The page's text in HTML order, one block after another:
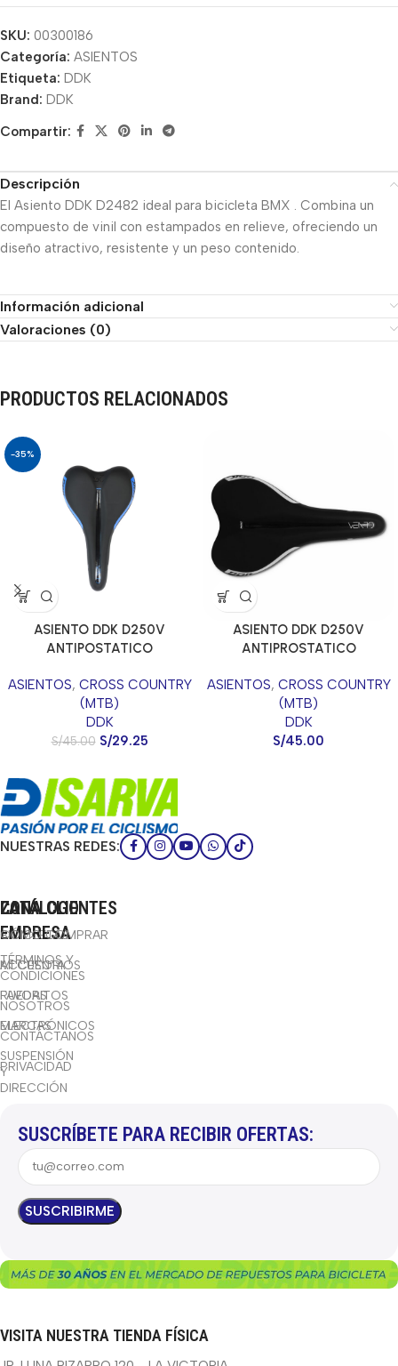
SKU: 00300186
Categoría: ASIENTOS
Etiqueta: DDK
Brand: DDK
Compartir:
Descripción
El Asiento DDK D2482 ideal para bicicleta BMX . Combina un
compuesto de vinil con estampados en relieve, ofreciendo un
diseño atractivo, resistente y un peso contenido.
Información adicional
Valoraciones (0)
PRODUCTOS RELACIONADOS
-35%
ASIENTO DDK D250V
ANTIPOSTATICO
ASIENTOS, CROSS COUNTRY
(MTB)
DDK
S/45.00 S/29.25
ASIENTO DDK D250V
ANTIPROSTATICO
ASIENTOS, CROSS COUNTRY
(MTB)
DDK
S/45.00
NUESTRAS REDES:
CATÁLOGO
BICICLETAS
ACCESORIOS
RUEDAS
ELECTRÓNICOS
SUSPENSIÓN
Y
DIRECCIÓN
LA
EMPRESA
TÉRMINOS Y
CONDICIONES
NOSOTROS
CONTÁCTANOS
PRIVACIDAD
ZONA CLIENTES
CÓMO COMPRAR
MI CUENTA
FAVORITOS
MARCAS
SUSCRÍBETE PARA RECIBIR OFERTAS:
VISITA NUESTRA TIENDA FÍSICA